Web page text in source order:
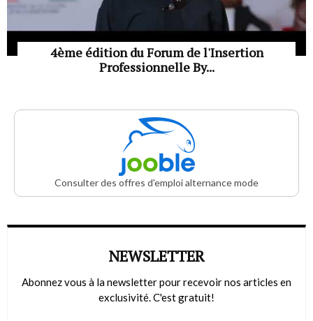
4ème édition du Forum de l'Insertion
Professionnelle By...
Consulter des offres d'emploi alternance mode
NEWSLETTER
Abonnez vous à la newsletter pour recevoir nos articles en
exclusivité. C'est gratuit!